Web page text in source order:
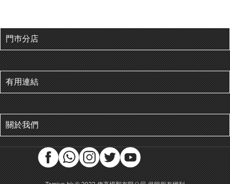
門巿分店
有用連結
關於我們